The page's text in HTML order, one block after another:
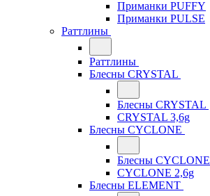
Приманки PUFFY
Приманки PULSE
Раттлины
Раттлины
Блесны CRYSTAL
Блесны CRYSTAL
CRYSTAL 3,6g
Блесны CYCLONE
Блесны CYCLONE
CYCLONE 2,6g
Блесны ELEMENT